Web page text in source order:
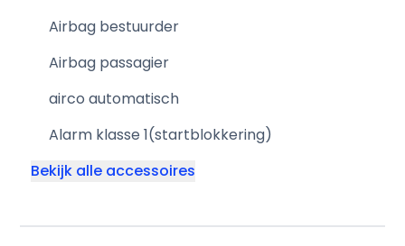
Airbag bestuurder
Airbag passagier
airco automatisch
Alarm klasse 1(startblokkering)
Bekijk alle accessoires